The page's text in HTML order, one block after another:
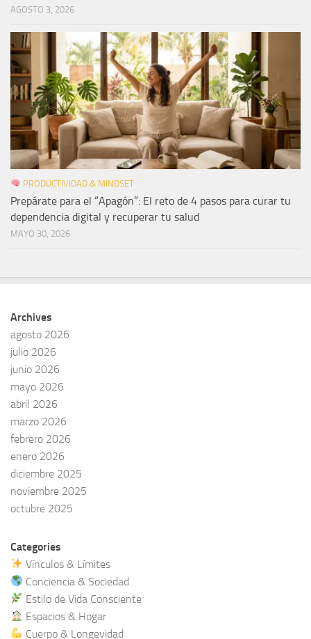
AGOSTO 3, 2026
PRODUCTIVIDAD & MINDSET
Prepárate para el “Apagón”: El reto de 4 pasos para curar tu
dependencia digital y recuperar tu salud
MAYO 30, 2026
Archives
agosto 2026
julio 2026
junio 2026
mayo 2026
abril 2026
marzo 2026
febrero 2026
enero 2026
diciembre 2025
noviembre 2025
octubre 2025
Categories
Vínculos & Límites
Conciencia & Sociedad
Estilo de Vida Consciente
Espacios & Hogar
Cuerpo & Longevidad